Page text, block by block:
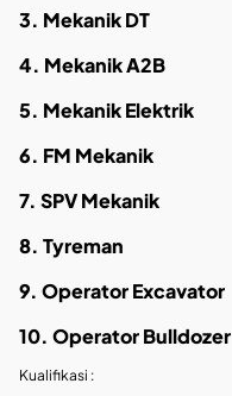
3. Mekanik DT
4. Mekanik A2B
5. Mekanik Elektrik
6. FM Mekanik
7. SPV Mekanik
8. Tyreman
9. Operator Excavator
10. Operator Bulldozer
Kualifikasi :